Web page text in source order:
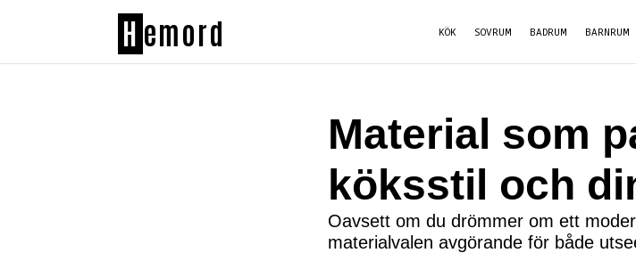
H emord KÖK SOVRUM BADRUM BARNRUM
Material som
köksstil och
Oavsett om du drömmer om ett
materialvalen avgörande för både